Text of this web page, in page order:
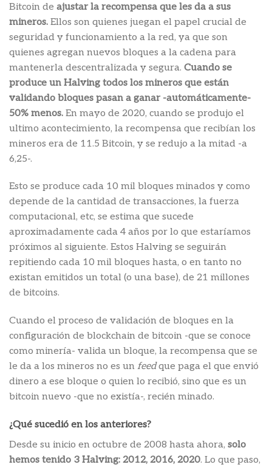
Bitcoin de ajustar la recompensa que les da a sus
mineros. Ellos son quienes juegan el papel crucial de
seguridad y funcionamiento a la red, ya que son
quienes agregan nuevos bloques a la cadena para
mantenerla descentralizada y segura. Cuando se
produce un Halving todos los mineros que están
validando bloques pasan a ganar -automáticamente-
50% menos. En mayo de 2020, cuando se produjo el
ultimo acontecimiento, la recompensa que recibían los
mineros era de 11.5 Bitcoin, y se redujo a la mitad -a
6,25-.
Esto se produce cada 10 mil bloques minados y como
depende de la cantidad de transacciones, la fuerza
computacional, etc, se estima que sucede
aproximadamente cada 4 años por lo que estaríamos
próximos al siguiente. Estos Halving se seguirán
repitiendo cada 10 mil bloques hasta, o en tanto no
existan emitidos un total (o una base), de 21 millones
de bitcoins.
Cuando el proceso de validación de bloques en la
configuración de blockchain de bitcoin -que se conoce
como minería- valida un bloque, la recompensa que se
le da a los mineros no es un feedque paga el que envió
dinero a ese bloque o quien lo recibió, sino que es un
bitcoin nuevo -que no existía-, recién minado.
¿Qué sucedió en los anteriores?
Desde su inicio en octubre de 2008 hasta ahora, solo
hemos tenido 3 Halving: 2012, 2016, 2020. Lo que paso,